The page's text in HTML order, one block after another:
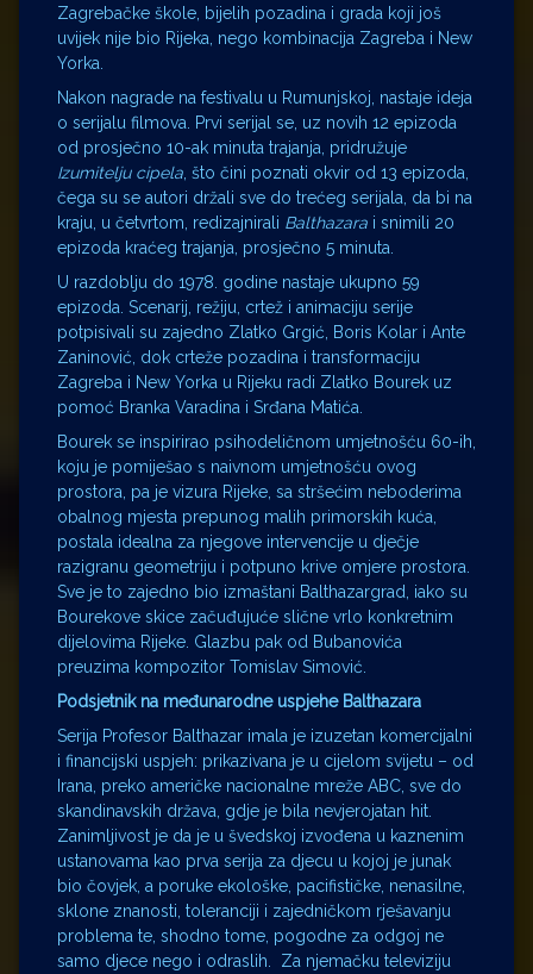
Zagrebačke škole, bijelih pozadina i grada koji još
uvijek nije bio Rijeka, nego kombinacija Zagreba i New
Yorka.
Nakon nagrade na festivalu u Rumunjskoj, nastaje ideja
o serijalu filmova. Prvi serijal se, uz novih 12 epizoda
od prosječno 10-ak minuta trajanja, pridružuje
Izumitelju cipela , što čini poznati okvir od 13 epizoda,
čega su se autori držali sve do trećeg serijala, da bi na
kraju, u četvrtom, redizajnirali Balthazara i snimili 20
epizoda kraćeg trajanja, prosječno 5 minuta.
U razdoblju do 1978. godine nastaje ukupno 59
epizoda. Scenarij, režiju, crtež i animaciju serije
potpisivali su zajedno Zlatko Grgić, Boris Kolar i Ante
Zaninović, dok crteže pozadina i transformaciju
Zagreba i New Yorka u Rijeku radi Zlatko Bourek uz
pomoć Branka Varadina i Srđana Matića.
Bourek se inspirirao psihodeličnom umjetnošću 60-ih,
koju je pomiješao s naivnom umjetnošću ovog
prostora, pa je vizura Rijeke, sa stršećim neboderima
obalnog mjesta prepunog malih primorskih kuća,
postala idealna za njegove intervencije u dječje
razigranu geometriju i potpuno krive omjere prostora.
Sve je to zajedno bio izmaštani Balthazargrad, iako su
Bourekove skice začuđujuće slične vrlo konkretnim
dijelovima Rijeke. Glazbu pak od Bubanovića
preuzima kompozitor Tomislav Simović.
Podsjetnik na međunarodne uspjehe Balthazara
Serija Profesor Balthazar imala je izuzetan komercijalni
i financijski uspjeh: prikazivana je u cijelom svijetu – od
Irana, preko američke nacionalne mreže ABC, sve do
skandinavskih država, gdje je bila nevjerojatan hit.
Zanimljivost je da je u švedskoj izvođena u kaznenim
ustanovama kao prva serija za djecu u kojoj je junak
bio čovjek, a poruke ekološke, pacifističke, nenasilne,
sklone znanosti, toleranciji i zajedničkom rješavanju
problema te, shodno tome, pogodne za odgoj ne
samo djece nego i odraslih. Za njemačku televiziju